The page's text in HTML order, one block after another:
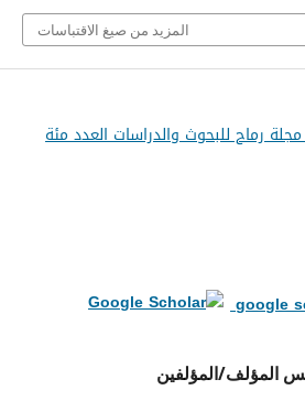
المزيد من صيغ الاقتباسات
2 عدد 146 (2026): مجلة رماح للبحوث والدراسات العدد مئة
المؤلف/المؤلفين